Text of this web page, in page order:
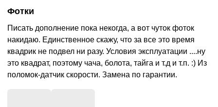
Фотки
Писать дополнение пока некогда, а вот чуток фоток
накидаю. Единственное скажу, что за все это время
квадрик не подвел ни разу. Условия эксплуатации ....ну
это квадрат, поэтому чача, болота, тайга и т.д и т.п. :) Из
поломок-датчик скорости. Замена по гарантии.